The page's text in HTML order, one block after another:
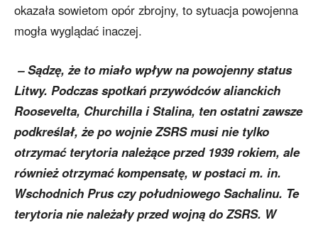
okazała sowietom opór zbrojny, to sytuacja powojenna
mogła wyglądać inaczej.
– Sądzę, że to miało wpływ na powojenny status
Litwy. Podczas spotkań przywódców alianckich
Roosevelta, Churchilla i Stalina, ten ostatni zawsze
podkreślał, że po wojnie ZSRS musi nie tylko
otrzymać terytoria należące przed 1939 rokiem, ale
również otrzymać kompensatę, w postaci m. in.
Wschodnich Prus czy południowego Sachalinu. Te
terytoria nie należały przed wojną do ZSRS. W